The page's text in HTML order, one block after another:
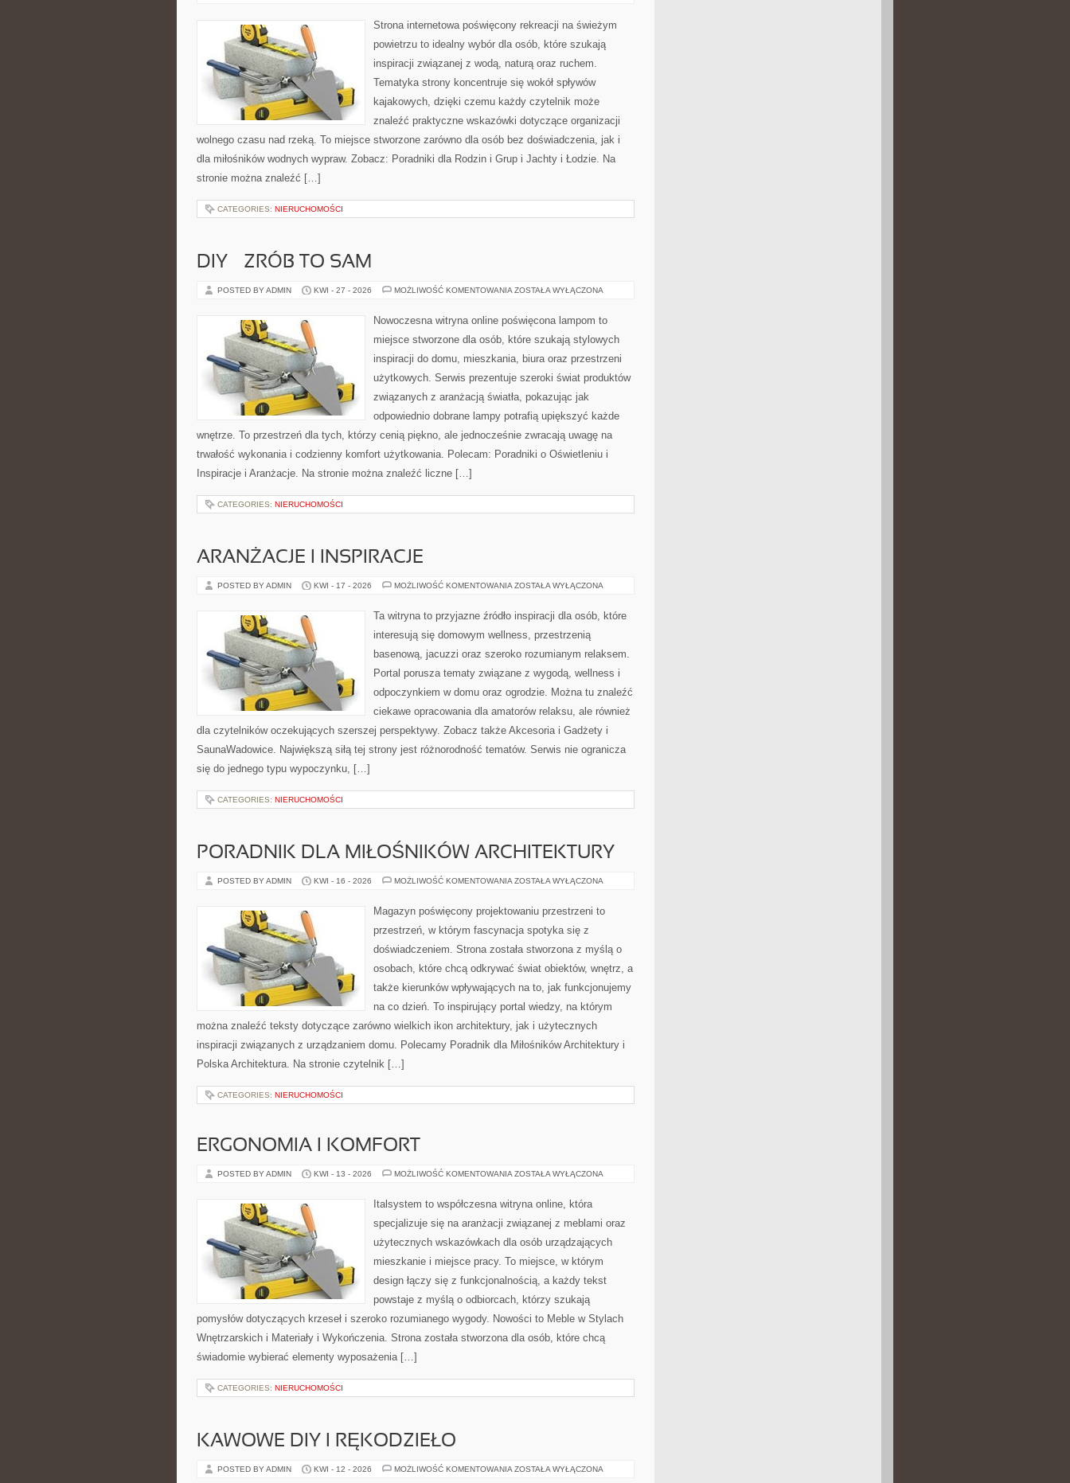
KAJAKOWE
Strona internetowa poświęcony rekreacji na świeżym
powietrzu to idealny wybór dla osób, które szukają
inspiracji związanej z wodą, naturą oraz ruchem.
Tematyka strony koncentruje się wokół spływów
kajakowych, dzięki czemu każdy czytelnik może
znaleźć praktyczne wskazówki dotyczące organizacji
wolnego czasu nad rzeką. To miejsce stworzone zarówno dla osób bez doświadczenia, jak i
dla miłośników wodnych wypraw. Zobacz: Poradniki dla Rodzin i Grup i Jachty i Łodzie. Na
stronie można znaleźć […]
CATEGORIES: NIERUCHOMOŚCI
DIY – ZRÓB TO SAM
POSTED BY ADMIN KWI - 27 - 2026 MOŻLIWOŚĆ KOMENTOWANIA DIY
TO
SAM
ZOSTAŁA WYŁĄCZONA
Nowoczesna witryna online poświęcona lampom to
miejsce stworzone dla osób, które szukają stylowych
inspiracji do domu, mieszkania, biura oraz przestrzeni
użytkowych. Serwis prezentuje szeroki świat produktów
związanych z aranżacją światła, pokazując jak
odpowiednio dobrane lampy potrafią upiększyć każde
wnętrze. To przestrzeń dla tych, którzy cenią piękno, ale jednocześnie zwracają uwagę na
trwałość wykonania i codzienny komfort użytkowania. Polecam: Poradniki o Oświetleniu i
Inspiracje i Aranżacje. Na stronie można znaleźć liczne […]
CATEGORIES: NIERUCHOMOŚCI
ARANŻACJE I INSPIRACJE
POSTED BY ADMIN KWI - 17 - 2026 MOŻLIWOŚĆ KOMENTOWANIA ARANŻACJE
ZOSTAŁA WYŁĄCZONA
Ta witryna to przyjazne źródło inspiracji dla osób, które
interesują się domowym wellness, przestrzenią
basenową, jacuzzi oraz szeroko rozumianym relaksem.
Portal porusza tematy związane z wygodą, wellness i
odpoczynkiem w domu oraz ogrodzie. Można tu znaleźć
ciekawe opracowania dla amatorów relaksu, ale również
dla czytelników oczekujących szerszej perspektywy. Zobacz także Akcesoria i Gadżety i
SaunaWadowice. Największą siłą tej strony jest różnorodność tematów. Serwis nie ogranicza
się do jednego typu wypoczynku, […]
CATEGORIES: NIERUCHOMOŚCI
PORADNIK DLA MIŁOŚNIKÓW ARCHITEKTURY
POSTED BY ADMIN KWI - 16 - 2026 MOŻLIWOŚĆ KOMENTOWANIA PORADNIK
ARCHITEKTURY
ZOSTAŁA WYŁĄCZONA
Magazyn poświęcony projektowaniu przestrzeni to
przestrzeń, w którym fascynacja spotyka się z
doświadczeniem. Strona została stworzona z myślą o
osobach, które chcą odkrywać świat obiektów, wnętrz, a
także kierunków wpływających na to, jak funkcjonujemy
na co dzień. To inspirujący portal wiedzy, na którym
można znaleźć teksty dotyczące zarówno wielkich ikon architektury, jak i użytecznych
inspiracji związanych z urządzaniem domu. Polecamy Poradnik dla Miłośników Architektury i
Polska Architektura. Na stronie czytelnik […]
CATEGORIES: NIERUCHOMOŚCI
ERGONOMIA I KOMFORT
POSTED BY ADMIN KWI - 13 - 2026 MOŻLIWOŚĆ KOMENTOWANIA ERGONOMIA
ZOSTAŁA WYŁĄCZONA
Italsystem to współczesna witryna online, która
specjalizuje się na aranżacji związanej z meblami oraz
użytecznych wskazówkach dla osób urządzających
mieszkanie i miejsce pracy. To miejsce, w którym
design łączy się z funkcjonalnością, a każdy tekst
powstaje z myślą o odbiorcach, którzy szukają
pomysłów dotyczących krzeseł i szeroko rozumianego wygody. Nowości to Meble w Stylach
Wnętrzarskich i Materiały i Wykończenia. Strona została stworzona dla osób, które chcą
świadomie wybierać elementy wyposażenia […]
CATEGORIES: NIERUCHOMOŚCI
KAWOWE DIY I RĘKODZIEŁO
POSTED BY ADMIN KWI - 12 - 2026 MOŻLIWOŚĆ KOMENTOWANIA KAWOWE
ZOSTAŁA WYŁĄCZONA